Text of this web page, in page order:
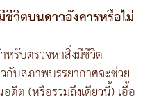
วิตบนดาวอังคารหรือไม่
หรับตรวจหาสิ่งมีชีวิต
กับสภาพบรรยากาศจะช่วย